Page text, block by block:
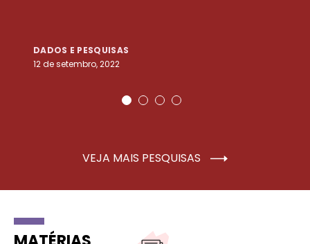
DADOS E PESQUISAS
12 de setembro, 2022
VEJA MAIS PESQUISAS